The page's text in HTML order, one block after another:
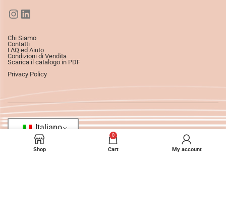
Chi Siamo
Contatti
FAQ ed Aiuto
Condizioni di Vendita
Scarica il catalogo in PDF
Privacy Policy
Italiano
Shop
0
Cart My account